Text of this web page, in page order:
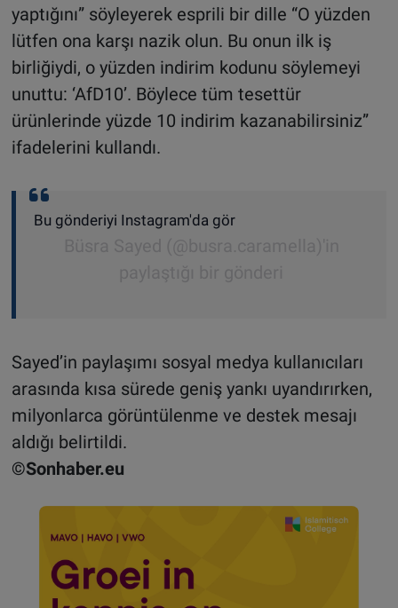
yaptığını” söyleyerek esprili bir dille “O yüzden
lütfen ona karşı nazik olun. Bu onun ilk iş
birliğiydi, o yüzden indirim kodunu söylemeyi
unuttu: ‘AfD10’. Böylece tüm tesettür
ürünlerinde yüzde 10 indirim kazanabilirsiniz”
ifadelerini kullandı.
Bu gönderiyi Instagram'da gör
Sayed’in paylaşımı sosyal medya kullanıcıları
arasında kısa sürede geniş yankı uyandırırken,
milyonlarca görüntülenme ve destek mesajı
aldığı belirtildi.
©Sonhaber.eu